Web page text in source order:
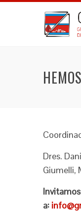
Dres.
Giumelli,
a: